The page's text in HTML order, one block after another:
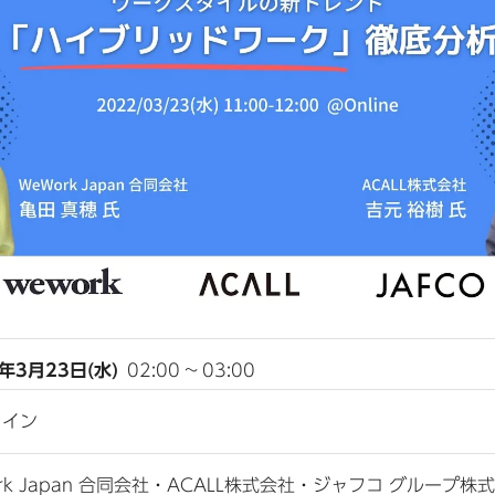
3月23日(水) 02:00 ~ 03:00
ン
Japan 合同会社・ACALL株式会社・ジャフコ グループ